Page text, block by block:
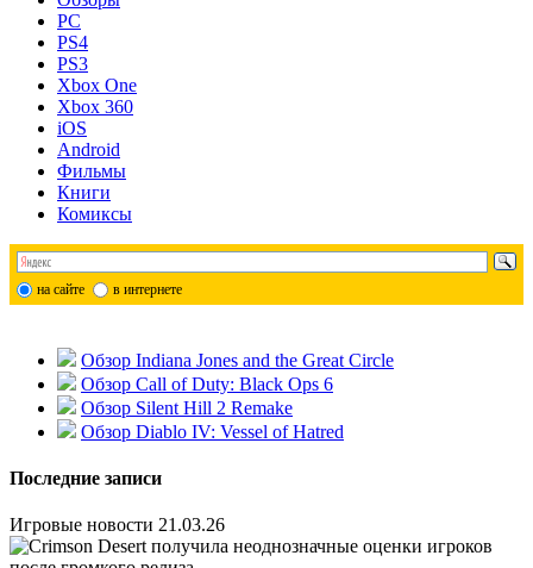
PC
PS4
PS3
Xbox One
Xbox 360
iOS
Android
Фильмы
Книги
Комиксы
на сайте в интернете
Обзор Indiana Jones and the Great Circle
Обзор Call of Duty: Black Ops 6
Обзор Silent Hill 2 Remake
Обзор Diablo IV: Vessel of Hatred
Последние записи
Игровые новости 21.03.26